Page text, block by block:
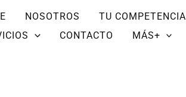
NOSOTROS TU COMPETENCIA
CONTACTO MÁS+